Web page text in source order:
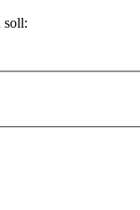
soll: